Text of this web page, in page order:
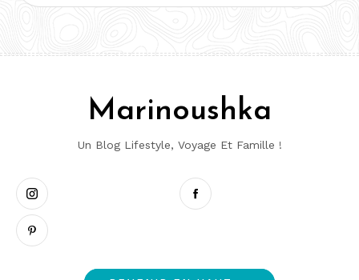
mail
Marinoushka
Un Blog Lifestyle, Voyage Et Famille !